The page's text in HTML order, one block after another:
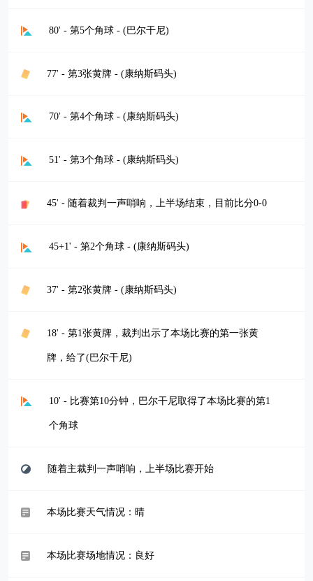
80' - 第5个角球 - (巴尔干尼)
77' - 第3张黄牌 - (康纳斯码头)
70' - 第4个角球 - (康纳斯码头)
51' - 第3个角球 - (康纳斯码头)
45' - 随着裁判一声哨响，上半场结束，目前比分0-0
45+1' - 第2个角球 - (康纳斯码头)
37' - 第2张黄牌 - (康纳斯码头)
18' - 第1张黄牌，裁判出示了本场比赛的第一张黄
牌，给了(巴尔干尼)
10' - 比赛第10分钟，巴尔干尼取得了本场比赛的第1
个角球
随着主裁判一声哨响，上半场比赛开始
本场比赛天气情况：晴
本场比赛场地情况：良好